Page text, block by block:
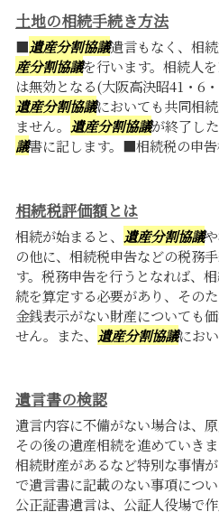
土地の相続手続き方法
■遺産分割協議遺言もなく、相
産分割協議を行います。相続人
は無効となる(大阪高決昭41・6
遺産分割協議においても共同相
ません。 遺産分割協議が終了し
議書に記します。■相続税の申
相続税評価額とは
相続が始まると、 遺産分割協議
の他に、相続税申告などの税務
す。税務申告を行うとなれば、
続を算定する必要があり、その
金銭表示がない財産についても
せん。また、 遺産分割協議にお
遺言書の検認
遺言内容に不備がない場合は、
その後の遺産相続を進めていき
相続財産があるなど特別な事情
で遺言書に記載のない事項につ
公正証書遺言は、公証人役場で